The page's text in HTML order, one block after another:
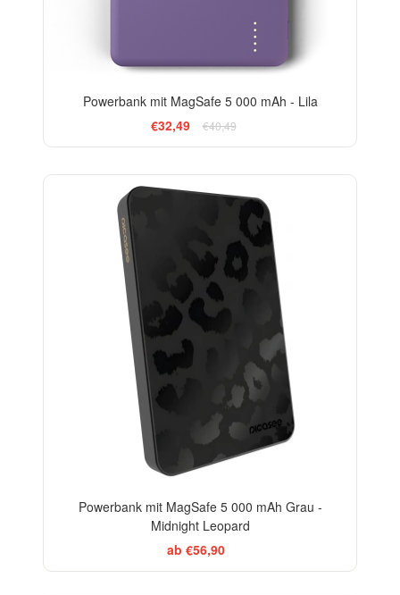
Powerbank mit MagSafe 5 000 mAh - Lila
€32,49
€40,49
Powerbank mit MagSafe 5 000 mAh Grau -
Midnight Leopard
ab €56,90